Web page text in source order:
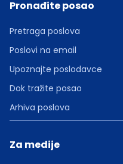
Pronađite posao
Pretraga poslova
Poslovi na email
Upoznajte poslodavce
Dok tražite posao
Arhiva poslova
Za medije